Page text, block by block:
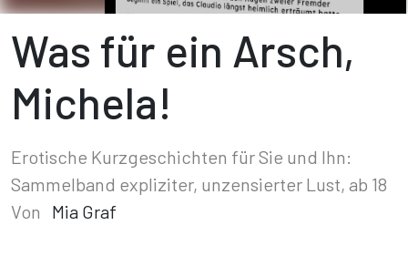
Was für ein Arsch,
Michela!
Erotische Kurzgeschichten für Sie und Ihn:
Sammelband expliziter, unzensierter Lust, ab 18
Von
Mia Graf